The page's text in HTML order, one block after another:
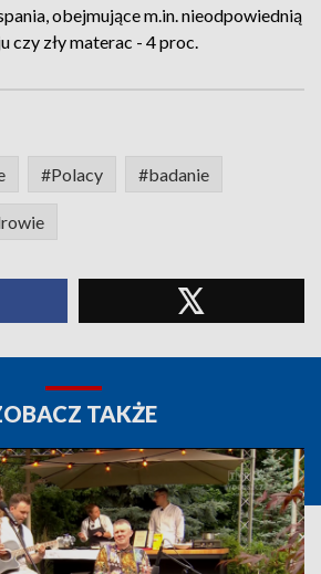
obejmujące m.in. nieodpowiednią
czy zły materac - 4 proc.
#Polacy #badanie
TAKŻE